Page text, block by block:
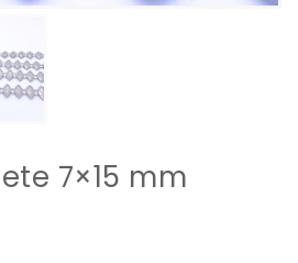
7×15 mm